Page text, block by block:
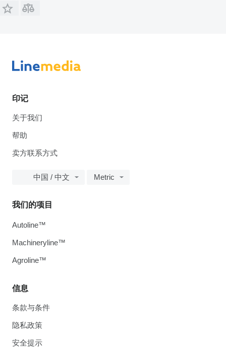
印记
关于我们
帮助
卖方联系方式
中国 / 中文 Metric
信息
条款与条件
隐私政策
安全提示
我们的项目
Autoline™
Machineryline™
Agroline™